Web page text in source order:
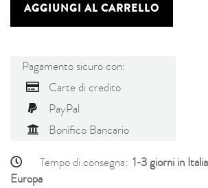
AGGIUNGI AL CARRELLO
Pagamento sicuro con:
Carte di credito
PayPal
Bonifico Bancario
Tempo di consegna: 1-3 giorni in
Europa